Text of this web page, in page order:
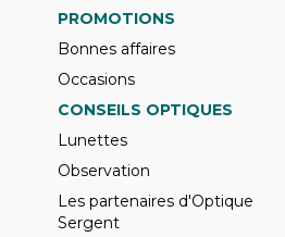
PROMOTIONS
Bonnes affaires
Occasions
CONSEILS OPTIQUES
Lunettes
Observation
Les partenaires d'Optique
Sergent